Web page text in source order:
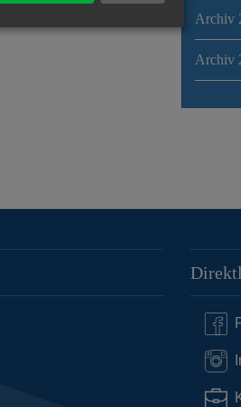
Archiv
Archiv